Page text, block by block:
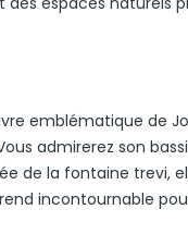
emblématique de
admirerez son
de la fontaine trevi,
incontournable